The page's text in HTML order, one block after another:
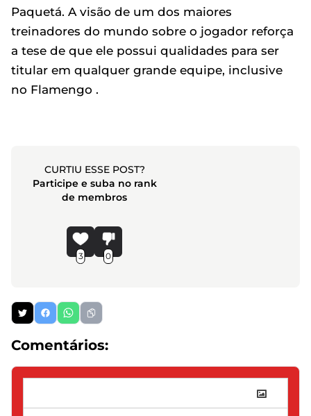
Paquetá. A visão de um dos maiores
treinadores do mundo sobre o jogador reforça
a tese de que ele possui qualidades para ser
titular em qualquer grande equipe, inclusive
no Flamengo .
CURTIU ESSE POST?
Participe e suba no rank
de membros
3 0
Comentários: